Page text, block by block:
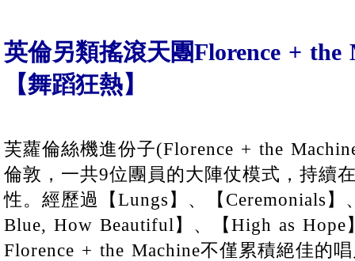
英倫另類搖滾天團Florence + the
【舞蹈狂熱】
芙蘿倫絲機進份子(Florence + the
倫敦，一共9位團員的大陣仗模式，持續
性。經歷過【Lungs】、【Ceremonials
Blue, How Beautiful】、【High as Hope
Florence + the Machine不僅累積絕佳的